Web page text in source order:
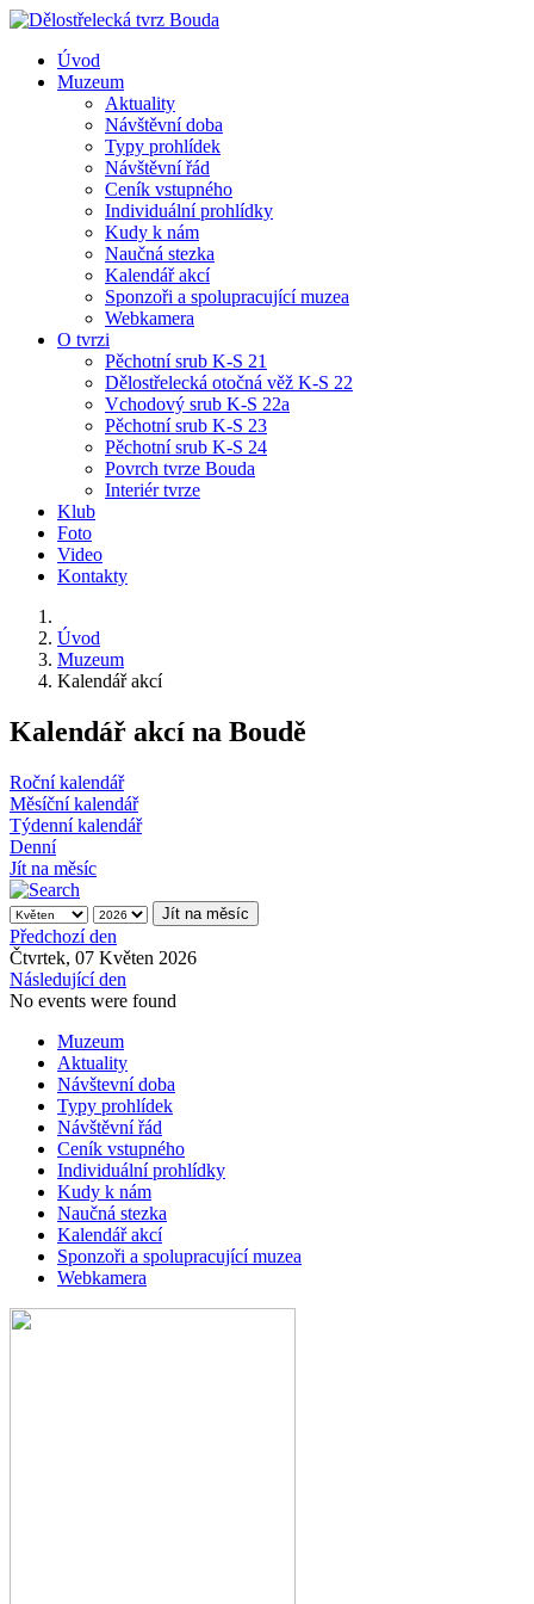
Úvod
Muzeum
Aktuality
Návštěvní doba
Typy prohlídek
Návštěvní řád
Ceník vstupného
Individuální prohlídky
Kudy k nám
Naučná stezka
Kalendář akcí
Sponzoři a spolupracující muzea
Webkamera
O tvrzi
Pěchotní srub K-S 21
Dělostřelecká otočná věž K-S 22
Vchodový srub K-S 22a
Pěchotní srub K-S 23
Pěchotní srub K-S 24
Povrch tvrze Bouda
Interiér tvrze
Klub
Foto
Video
Kontakty
Úvod
Muzeum
Kalendář akcí
Kalendář akcí na Boudě
Roční kalendář
Měsíční kalendář
Týdenní kalendář
Denní
Jít na měsíc
Jít na měsíc
Předchozí den
Čtvrtek, 07 Květen 2026
Následující den
No events were found
Muzeum
Aktuality
Návštevní doba
Typy prohlídek
Návštěvní řád
Ceník vstupného
Individuální prohlídky
Kudy k nám
Naučná stezka
Kalendář akcí
Sponzoři a spolupracující muzea
Webkamera